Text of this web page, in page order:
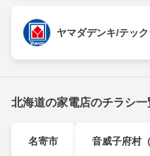
ヤマダデンキ/テッ
北海道の家電店のチラシ一
名寄市 音威子府村